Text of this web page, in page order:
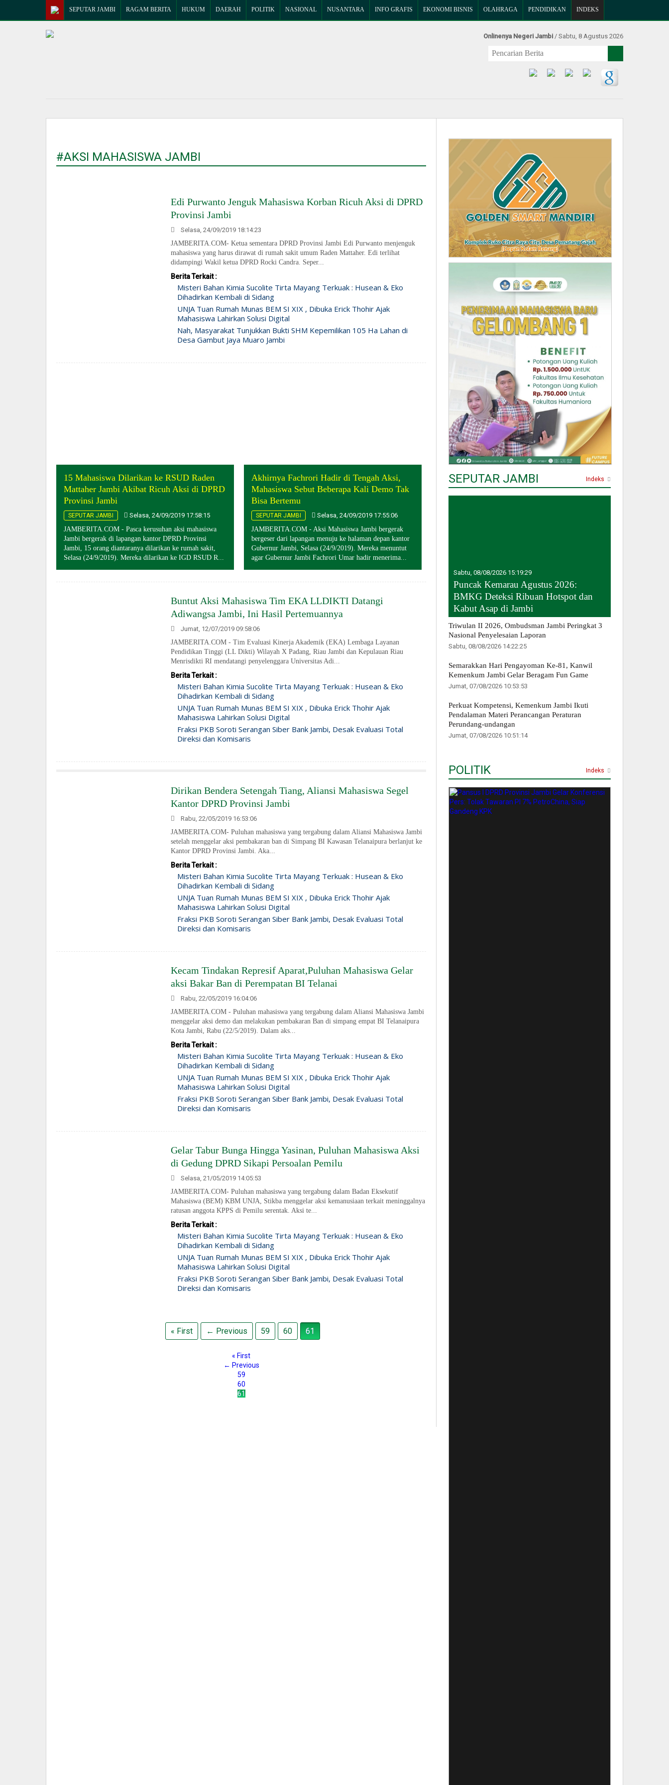
SEPUTAR JAMBI RAGAM BERITA HUKUM DAERAH POLITIK NASIONAL NUSANTARA INFO GRAFIS EKONOMI BISNIS OLAHRAGA PENDIDIKAN INDEKS
Onlinenya Negeri Jambi / Sabtu, 8 Agustus 2026
#AKSI MAHASISWA JAMBI
Edi Purwanto Jenguk Mahasiswa Korban Ricuh Aksi di DPRD
Provinsi Jambi
Selasa, 24/09/2019 18:14:23
JAMBERITA.COM- Ketua sementara DPRD Provinsi Jambi Edi Purwanto menjenguk
mahasiswa yang harus dirawat di rumah sakit umum Raden Mattaher. Edi terlihat
didampingi Wakil ketua DPRD Rocki Candra. Seper...
Berita Terkait :
Misteri Bahan Kimia Sucolite Tirta Mayang Terkuak : Husean & Eko
Dihadirkan Kembali di Sidang
UNJA Tuan Rumah Munas BEM SI XIX , Dibuka Erick Thohir Ajak
Mahasiswa Lahirkan Solusi Digital
Nah, Masyarakat Tunjukkan Bukti SHM Kepemilikan 105 Ha Lahan di
Desa Gambut Jaya Muaro Jambi
15 Mahasiswa Dilarikan ke RSUD Raden
Mattaher Jambi Akibat Ricuh Aksi di DPRD
Provinsi Jambi
SEPUTAR JAMBI
Selasa, 24/09/2019 17:58:15
JAMBERITA.COM - Pasca kerusuhan aksi mahasiswa
Jambi bergerak di lapangan kantor DPRD Provinsi
Jambi, 15 orang diantaranya dilarikan ke rumah sakit,
Selasa (24/9/2019). Mereka dilarikan ke IGD RSUD R...
Akhirnya Fachrori Hadir di Tengah Aksi,
Mahasiswa Sebut Beberapa Kali Demo Tak
Bisa Bertemu
SEPUTAR JAMBI
Selasa, 24/09/2019 17:55:06
JAMBERITA.COM - Aksi Mahasiswa Jambi bergerak
bergeser dari lapangan menuju ke halaman depan kantor
Gubernur Jambi, Selasa (24/9/2019). Mereka menuntut
agar Gubernur Jambi Fachrori Umar hadir menerima...
Buntut Aksi Mahasiswa Tim EKA LLDIKTI Datangi
Adiwangsa Jambi, Ini Hasil Pertemuannya
Jumat, 12/07/2019 09:58:06
JAMBERITA.COM - Tim Evaluasi Kinerja Akademik (EKA) Lembaga Layanan
Pendidikan Tinggi (LL Dikti) Wilayah X Padang, Riau Jambi dan Kepulauan Riau
Menrisdikti RI mendatangi penyelenggara Universitas Adi...
Berita Terkait :
Misteri Bahan Kimia Sucolite Tirta Mayang Terkuak : Husean & Eko
Dihadirkan Kembali di Sidang
UNJA Tuan Rumah Munas BEM SI XIX , Dibuka Erick Thohir Ajak
Mahasiswa Lahirkan Solusi Digital
Fraksi PKB Soroti Serangan Siber Bank Jambi, Desak Evaluasi Total
Direksi dan Komisaris
Dirikan Bendera Setengah Tiang, Aliansi Mahasiswa Segel
Kantor DPRD Provinsi Jambi
Rabu, 22/05/2019 16:53:06
JAMBERITA.COM- Puluhan mahasiswa yang tergabung dalam Aliansi Mahasiswa Jambi
setelah menggelar aksi pembakaran ban di Simpang BI Kawasan Telanaipura berlanjut ke
Kantor DPRD Provinsi Jambi. Aka...
Berita Terkait :
Misteri Bahan Kimia Sucolite Tirta Mayang Terkuak : Husean & Eko
Dihadirkan Kembali di Sidang
UNJA Tuan Rumah Munas BEM SI XIX , Dibuka Erick Thohir Ajak
Mahasiswa Lahirkan Solusi Digital
Fraksi PKB Soroti Serangan Siber Bank Jambi, Desak Evaluasi Total
Direksi dan Komisaris
Kecam Tindakan Represif Aparat,Puluhan Mahasiswa Gelar
aksi Bakar Ban di Perempatan BI Telanai
Rabu, 22/05/2019 16:04:06
JAMBERITA.COM - Puluhan mahasiswa yang tergabung dalam Aliansi Mahasiswa Jambi
menggelar aksi demo dan melakukan pembakaran Ban di simpang empat BI Telanaipura
Kota Jambi, Rabu (22/5/2019). Dalam aks...
Berita Terkait :
Misteri Bahan Kimia Sucolite Tirta Mayang Terkuak : Husean & Eko
Dihadirkan Kembali di Sidang
UNJA Tuan Rumah Munas BEM SI XIX , Dibuka Erick Thohir Ajak
Mahasiswa Lahirkan Solusi Digital
Fraksi PKB Soroti Serangan Siber Bank Jambi, Desak Evaluasi Total
Direksi dan Komisaris
Gelar Tabur Bunga Hingga Yasinan, Puluhan Mahasiswa Aksi
di Gedung DPRD Sikapi Persoalan Pemilu
Selasa, 21/05/2019 14:05:53
JAMBERITA.COM- Puluhan mahasiswa yang tergabung dalam Badan Eksekutif
Mahasiswa (BEM) KBM UNJA, Stikba menggelar aksi kemanusiaan terkait meninggalnya
ratusan anggota KPPS di Pemilu serentak. Aksi te...
Berita Terkait :
Misteri Bahan Kimia Sucolite Tirta Mayang Terkuak : Husean & Eko
Dihadirkan Kembali di Sidang
UNJA Tuan Rumah Munas BEM SI XIX , Dibuka Erick Thohir Ajak
Mahasiswa Lahirkan Solusi Digital
Fraksi PKB Soroti Serangan Siber Bank Jambi, Desak Evaluasi Total
Direksi dan Komisaris
« First ← Previous 59 60 61
« First
← Previous
59
60
61
SEPUTAR JAMBI Indeks
Sabtu, 08/08/2026 15:19:29
Puncak Kemarau Agustus 2026:
BMKG Deteksi Ribuan Hotspot dan
Kabut Asap di Jambi
Triwulan II 2026, Ombudsman Jambi Peringkat 3
Nasional Penyelesaian Laporan
Sabtu, 08/08/2026 14:22:25
Semarakkan Hari Pengayoman Ke-81, Kanwil
Kemenkum Jambi Gelar Beragam Fun Game
Jumat, 07/08/2026 10:53:53
Perkuat Kompetensi, Kemenkum Jambi Ikuti
Pendalaman Materi Perancangan Peraturan
Perundang-undangan
Jumat, 07/08/2026 10:51:14
POLITIK Indeks